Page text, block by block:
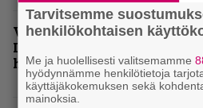
Vuoden 2025 raskaimmat –
Infernon toimituskunnan
henkilökohtaiset suosikit
Tarvitsemme
henkilökohtaisen
Me ja huolellisesti valitsemamme
hyödynnämme henkilötietoja
käyttäjäkokemuksen sekä
mainoksia.